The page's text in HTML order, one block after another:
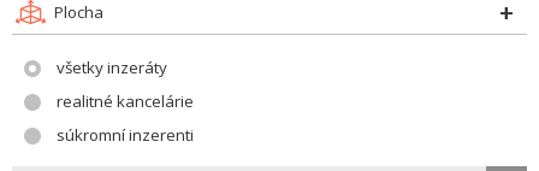
Plocha
všetky inzeráty
realitné kancelárie
súkromní inzerenti